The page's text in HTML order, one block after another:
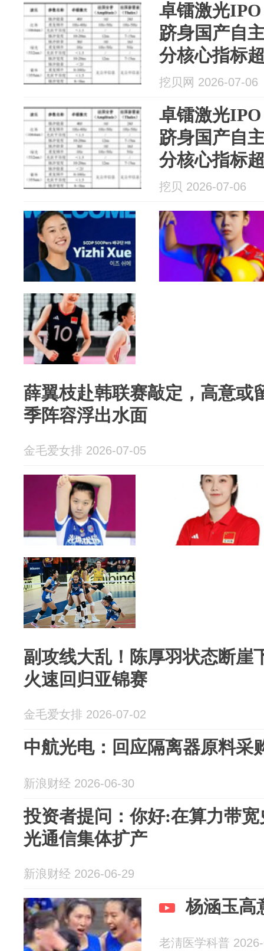
卓镭激光
跻身国产自
分核心指标
兹等国际巨
挖贝网 2026-07-06
卓镭激光
跻身国产自
分核心指标
兹等国际巨
挖贝 2026-07-06
薛翼枝赴韩联赛敲定，高意或
季阵容浮出水面
金毛爱女排 2026-07-05
副攻线大乱！陈厚羽状态断崖
火速回归亚锦赛
金毛爱女排 2026-07-02
中航光电：回应隔离器原料
新浪财经 2026-06-30
投资者提问：你好:在算力带
光通信集体扩产
新浪财经 2026-06-29
杨涵玉高
老淸医学科普